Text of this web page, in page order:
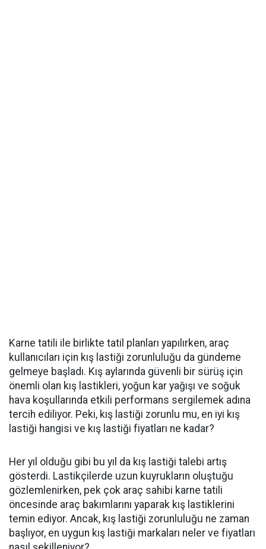
Karne tatili ile birlikte tatil planları yapılırken, araç
kullanıcıları için kış lastiği zorunluluğu da gündeme
gelmeye başladı. Kış aylarında güvenli bir sürüş için
önemli olan kış lastikleri, yoğun kar yağışı ve soğuk
hava koşullarında etkili performans sergilemek adına
tercih ediliyor. Peki, kış lastiği zorunlu mu, en iyi kış
lastiği hangisi ve kış lastiği fiyatları ne kadar?
Her yıl olduğu gibi bu yıl da kış lastiği talebi artış
gösterdi. Lastikçilerde uzun kuyrukların oluştuğu
gözlemlenirken, pek çok araç sahibi karne tatili
öncesinde araç bakımlarını yaparak kış lastiklerini
temin ediyor. Ancak, kış lastiği zorunluluğu ne zaman
başlıyor, en uygun kış lastiği markaları neler ve fiyatları